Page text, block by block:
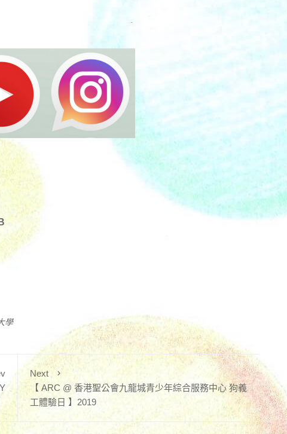
學
Next
【 ARC @ 香港聖公會九龍城青少年綜合服務中心 狗義
工體驗日 】2019